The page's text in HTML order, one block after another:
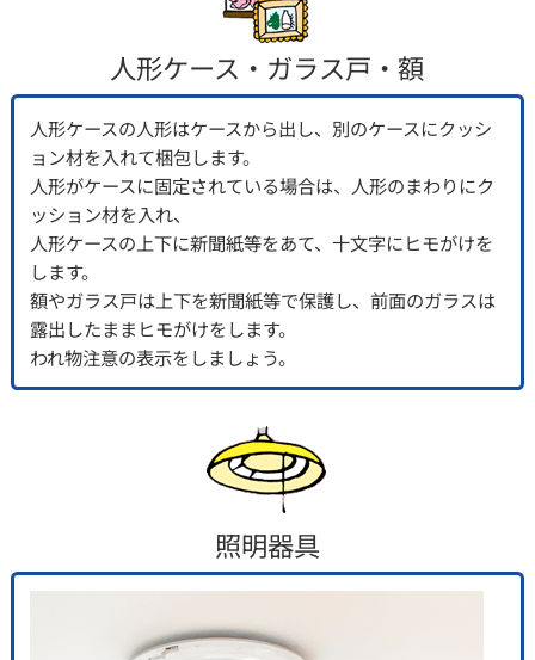
人形ケース・ガラス戸・額
人形ケースの人形はケースから出し、別のケースにクッシ
ョン材を入れて梱包します。
人形がケースに固定されている場合は、人形のまわりにク
ッション材を入れ、
人形ケースの上下に新聞紙等をあて、十文字にヒモがけを
します。
額やガラス戸は上下を新聞紙等で保護し、前面のガラスは
露出したままヒモがけをします。
われ物注意の表示をしましょう。
照明器具